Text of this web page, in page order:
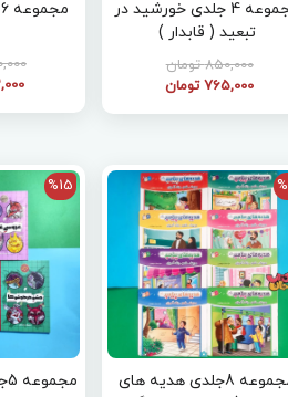
مجموعه 4 جلدی خورشید در
تبعید ( قابدار )
850,000 تومان
765,000 تومان
مجموعه 6 جلدی طلاش کن
مجموعه 8جلدی هدیه های
%15